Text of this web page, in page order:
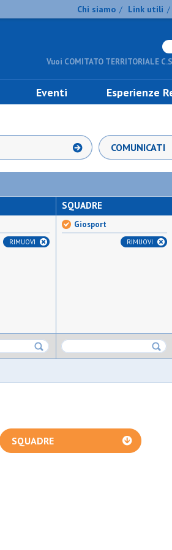
Chi siamo / Link utili /
Vuoi COMITATO TERRITORIALE
Eventi Esperienze
COMUNICATI
RIMUOVI
SQUADRE
Giosport
RIMUOVI
SQUADRE